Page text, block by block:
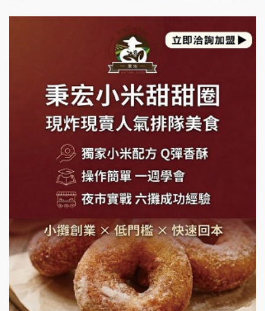
莫尼早餐Morni加盟說明會
手作功夫茶加盟說明會
SHARE TEA歇腳亭加盟說明會
潮味決-湯滷專門店加盟說明會
鬍子茶加盟說明會
鮮茶道加盟說明會
微風亭鐵板燒加盟說明會
漫步藍咖啡加盟說明會
明石章魚燒加盟說明會